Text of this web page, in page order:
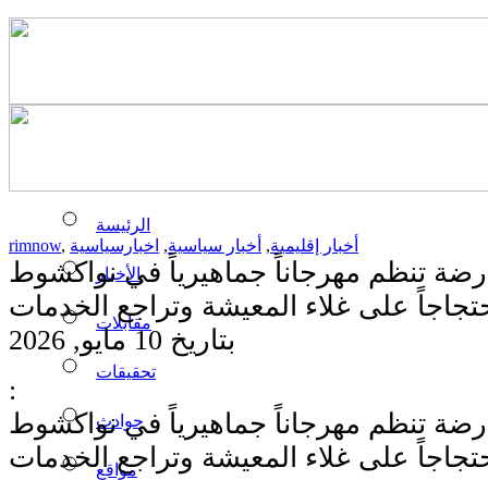
الرئيسة
الأخبار
مقابلات
تحقيقات
حوادث
مواقع
rimnow, أخبار إقليمية, أخبار سياسية, اخبارسياسية
تنظم مهرجاناً جماهيرياً في نواكشوط
على غلاء المعيشة وتراجع الخدمات
بتاريخ 10 مايو, 2026
:
تنظم مهرجاناً جماهيرياً في نواكشوط
على غلاء المعيشة وتراجع الخدمات